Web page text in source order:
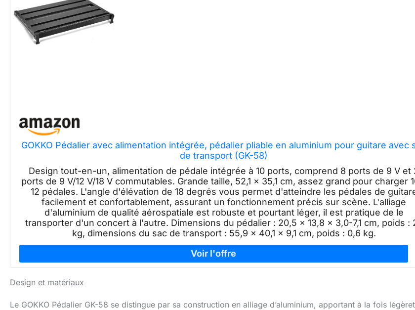
GOKKO Pédalier avec alimentation intégrée, pédalier pliable en aluminium pour guitare avec
de transport (GK-58)
Design tout-en-un, alimentation de pédale intégrée à 10 ports, comprend 8 ports de 9 V et
ports de 9 V/12 V/18 V commutables. Grande taille, 52,1 x 35,1 cm, assez grand pour charger
12 pédales. L'angle d'élévation de 18 degrés vous permet d'atteindre les pédales de
facilement et confortablement, assurant un fonctionnement précis sur scène. L'alliage
d'aluminium de qualité aérospatiale est robuste et pourtant léger, il est pratique de le
transporter d'un concert à l'autre. Dimensions du pédalier : 20,5 x 13,8 x 3,0-7,1 cm, poids :
kg, dimensions du sac de transport : 55,9 x 40,1 x 9,1 cm, poids : 0,6 kg.
Design et matériaux
Le GOKKO Pédalier GK-58 se distingue par sa construction en alliage d’aluminium, apportant à la fois